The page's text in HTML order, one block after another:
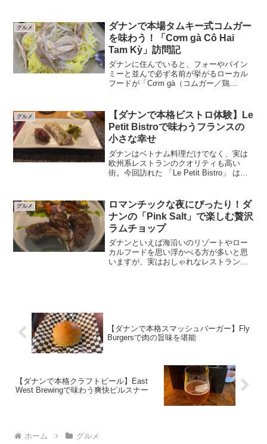
「Butcher Steak」で、看板メニューの
SURF＆TU...
グルメ
ダナンで本場タムキー式コムガー
を味わう！「Cơm gà Cô Hai
Tam Kỳ」訪問記
ダナンに住んでいると、フォーやバイン
ミーと並んで必ず名前が挙がるローカル
フードが「Cơm gà（コムガー／鶏
gà Cô Hai Tam Kỳ」 です。地元の人は
も...
グルメ
【ダナンで本格ビストロ体験】Le
Petit Bistroで味わうフランスの
小さな幸せ
ダナンはベトナム料理だけでなく、実は
欧州系レストランのクオリティも高い
街。今回訪れた 「Le Petit Bistro」 は、
くり食事をしたい時にぴったりのビスト
ロ...
グルメ
ロマンチックな夜にぴったり！ダ
ナンの「Pink Salt」で楽しむ贅沢
ラムチョップ
ダナンといえば海沿いのリゾートやロー
カルフードを思い浮かべる方が多いと思
いますが、実はおしゃれなレストランも
【ダナンで本格スマッシュバーガー】Fly
Burgersで肉の旨味を堪能
【ダナンで本格クラフトビール】East
West Brewingで味わう爽快ピルスナー
ホーム グルメ